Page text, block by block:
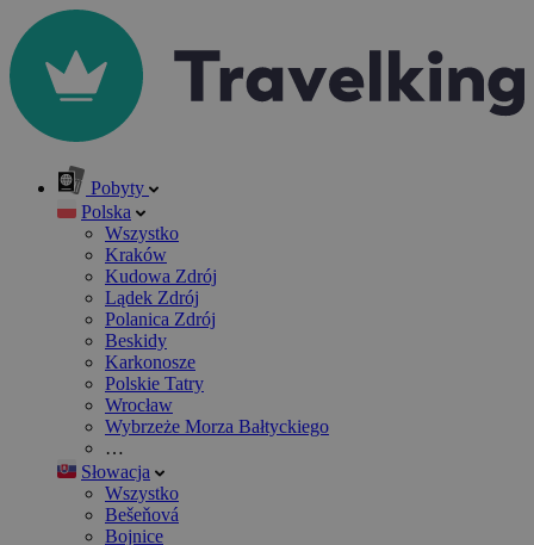
Pobyty
Polska
Wszystko
Kraków
Kudowa Zdrój
Lądek Zdrój
Polanica Zdrój
Beskidy
Karkonosze
Polskie Tatry
Wrocław
Wybrzeże Morza Bałtyckiego
…
Słowacja
Wszystko
Bešeňová
Bojnice